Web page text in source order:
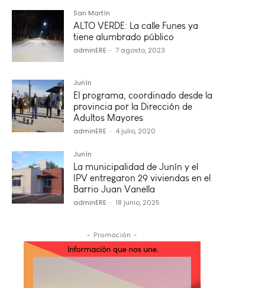
San Martín
ALTO VERDE: La calle Funes ya
tiene alumbrado público
adminERE - 7 agosto, 2023
Junín
El programa, coordinado desde la
provincia por la Dirección de
Adultos Mayores
adminERE - 4 julio, 2020
Junín
La municipalidad de Junín y el
IPV entregaron 29 viviendas en el
Barrio Juan Vanella
adminERE - 18 junio, 2025
- Promoción -